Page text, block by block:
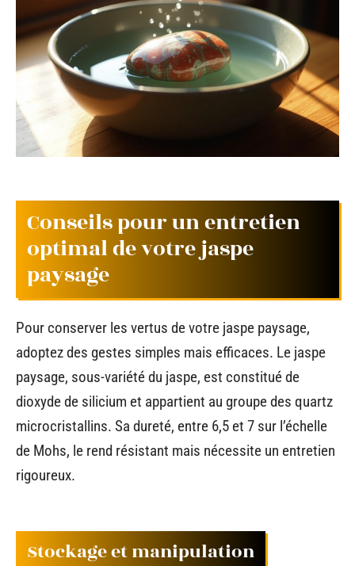
Conseils pour un entretien
optimal de votre jaspe
paysage
Pour conserver les vertus de votre jaspe paysage,
adoptez des gestes simples mais efficaces. Le jaspe
paysage, sous-variété du jaspe, est constitué de
dioxyde de silicium et appartient au groupe des quartz
microcristallins. Sa dureté, entre 6,5 et 7 sur l’échelle
de Mohs, le rend résistant mais nécessite un entretien
rigoureux.
Stockage et manipulation